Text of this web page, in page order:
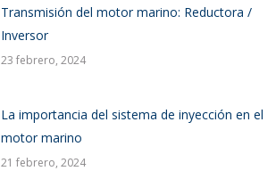
Transmisión del motor marino: Reductora /
Inversor
23 febrero, 2024
La importancia del sistema de inyección en el
motor marino
21 febrero, 2024